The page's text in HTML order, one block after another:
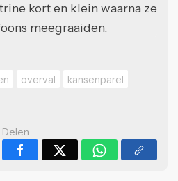
kort en klein waarna ze
meegraaiden.
overval
kansenparel
Delen